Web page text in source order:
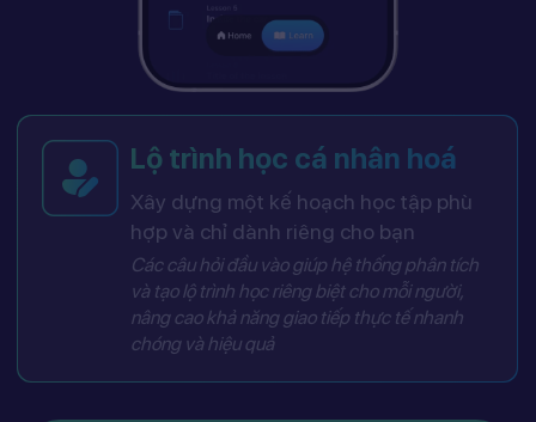
Lộ trình học cá nhân hoá
Xây dựng một kế hoạch học tập phù
hợp và chỉ dành riêng cho bạn
Các câu hỏi đầu vào giúp hệ thống phân tích
và tạo lộ trình học riêng biệt cho mỗi người,
nâng cao khả năng giao tiếp thực tế nhanh
chóng và hiệu quả